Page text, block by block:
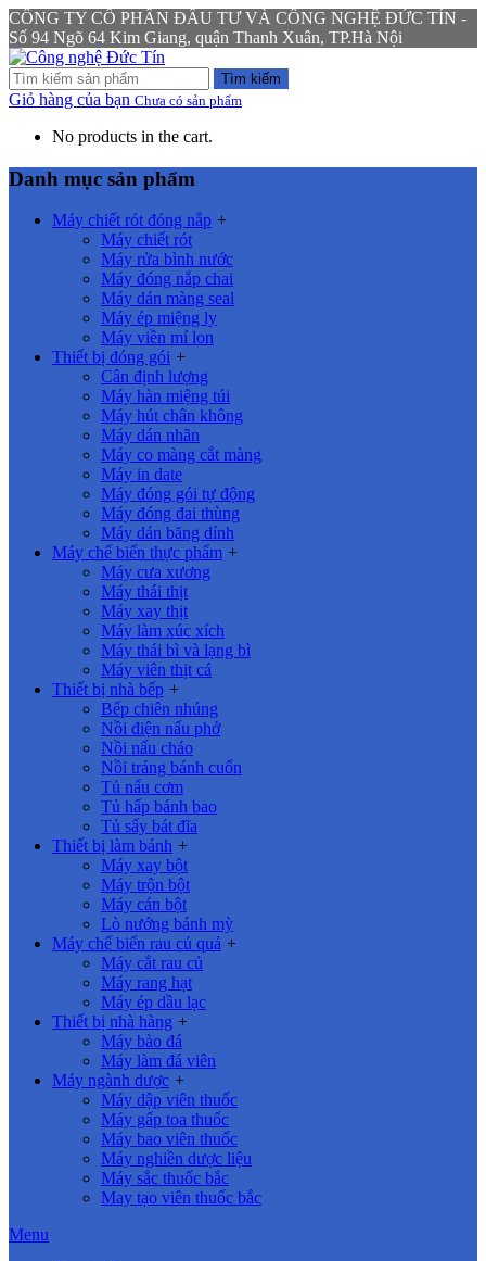
CÔNG TY CỔ PHẦN ĐẦU TƯ VÀ CÔNG NGHỆ ĐỨC TÍN -
Số 94 Ngõ 64 Kim Giang, quận Thanh Xuân, TP.Hà Nội
Tìm kiếm
Giỏ hàng của bạn Chưa có sản phẩm
No products in the cart.
Danh mục sản phẩm
Máy chiết rót đóng nắp +
Máy chiết rót
Máy rửa bình nước
Máy đóng nắp chai
Máy dán màng seal
Máy ép miệng ly
Máy viền mí lon
Thiết bị đóng gói +
Cân định lượng
Máy hàn miệng túi
Máy hút chân không
Máy dán nhãn
Máy co màng cắt màng
Máy in date
Máy đóng gói tự động
Máy đóng đai thùng
Máy dán băng dính
Máy chế biến thực phẩm +
Máy cưa xương
Máy thái thịt
Máy xay thịt
Máy làm xúc xích
Máy thái bì và lạng bì
Máy viên thịt cá
Thiết bị nhà bếp +
Bếp chiên nhúng
Nồi điện nấu phở
Nồi nấu cháo
Nồi tráng bánh cuốn
Tủ nấu cơm
Tủ hấp bánh bao
Tủ sấy bát đĩa
Thiết bị làm bánh +
Máy xay bột
Máy trộn bột
Máy cán bột
Lò nướng bánh mỳ
Máy chế biến rau củ quả +
Máy cắt rau củ
Máy rang hạt
Máy ép dầu lạc
Thiết bị nhà hàng +
Máy bào đá
Máy làm đá viên
Máy ngành dược +
Máy dập viên thuốc
Máy gấp toa thuốc
Máy bao viên thuốc
Máy nghiền dược liệu
Máy sắc thuốc bắc
May tạo viên thuốc bắc
Menu